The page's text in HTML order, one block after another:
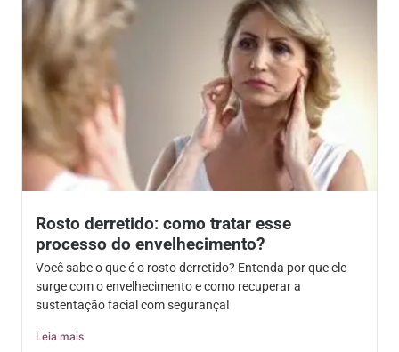
Rosto derretido: como tratar esse
processo do envelhecimento?
Você sabe o que é o rosto derretido? Entenda por que ele
surge com o envelhecimento e como recuperar a
sustentação facial com segurança!
Leia mais